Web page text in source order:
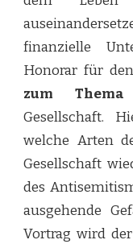
finanzielle
Honorar für
zum Thema
Gesellschaft.
welche Arten
Gesellschaft
des
ausgehende
Vortrag wird